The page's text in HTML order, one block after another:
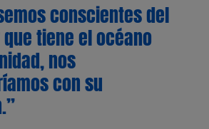
conscientes del
tiene el océano
nos
con su